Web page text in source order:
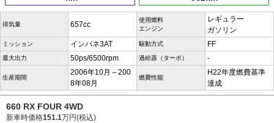
排気量 657cc
使用燃料
エンジン
レギュラー
ガソリン
ミッション インパネ3AT 駆動方式 FF
最大出力 50ps/6500rpm 過給器（ターボ） -
生産期間
2006年10月～200
8年08月
燃費性能
H22年度燃費基準
達成
660 RX FOUR 4WD
新車時価格151.1万円(税込)